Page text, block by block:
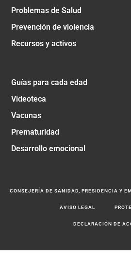
Problemas de Salud
Prevención de violencia
Recursos y activos
Guías para cada edad
Videoteca
Vacunas
Prematuridad
Desarrollo emocional
CONSEJERÍA DE SANIDAD, PRESIDENCIA Y
AVISO LEGAL
DECLARACIÓN DE